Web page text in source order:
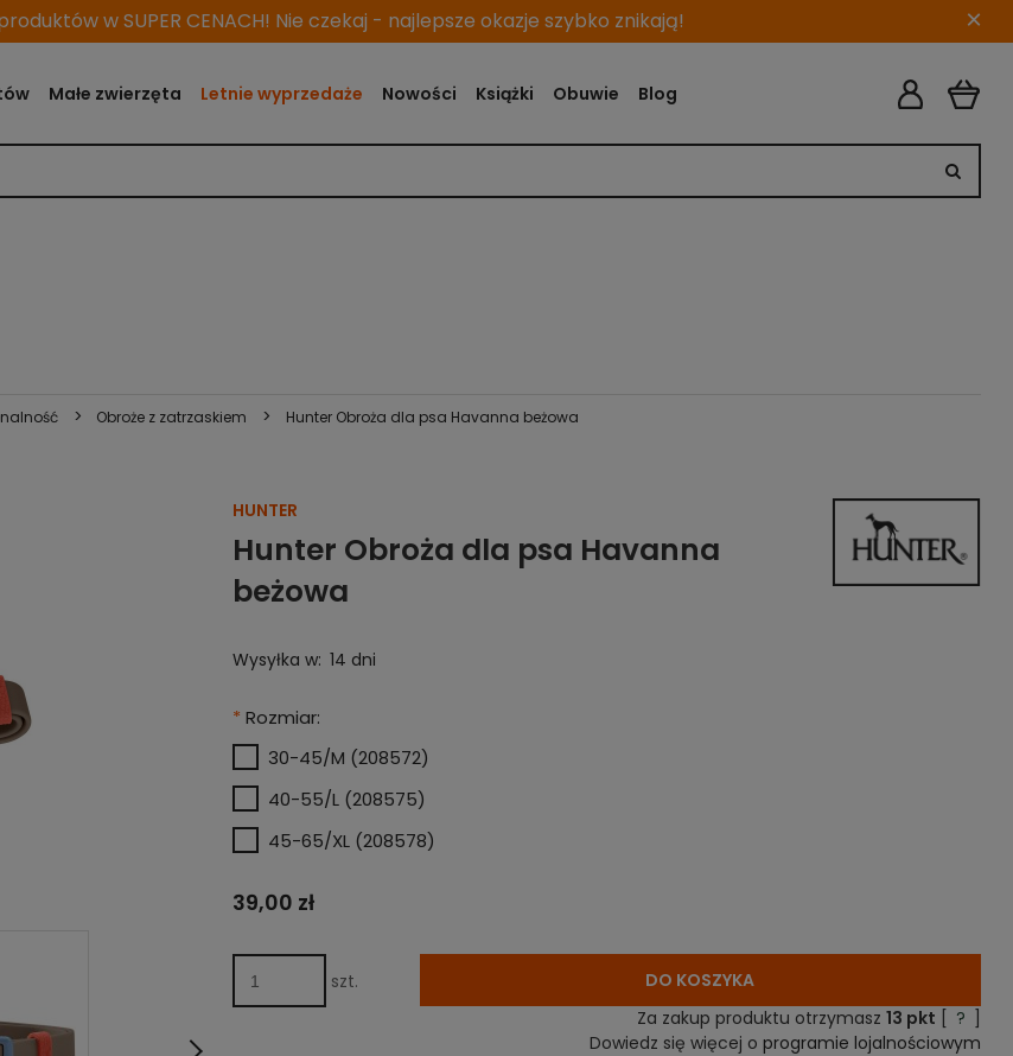
produktów w SUPER CENACH! Nie czekaj - najlepsze okazje szybko znikają! ×
Małe zwierzęta Letnie wyprzedaże Nowości Książki Obuwie Blog
> Obroże z zatrzaskiem > Hunter Obroża dla psa Havanna beżowa
HUNTER
Hunter Obroża dla psa Havanna
beżowa
Wysyłka w: 14 dni
* Rozmiar:
30-45/M (208572)
40-55/L (208575)
45-65/XL (208578)
39,00 zł
szt.
DO KOSZYKA
Za zakup produktu otrzymasz13 pkt ?
Dowiedz się więcej oprogramie lojalnościowym